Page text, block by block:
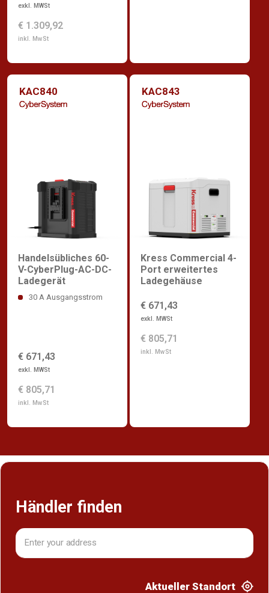
exkl. MWSt
€ 1.309,92
inkl. MwSt
KAC840
Handelsübliches 60-
V-CyberPlug-AC-DC-
Ladegerät
30 A Ausgangsstrom
€ 671,43
exkl. MWSt
€ 805,71
inkl. MwSt
KAC843
Kress Commercial 4-
Port erweitertes
Ladegehäuse
€ 671,43
exkl. MWSt
€ 805,71
inkl. MwSt
Händler finden
Aktueller Standort